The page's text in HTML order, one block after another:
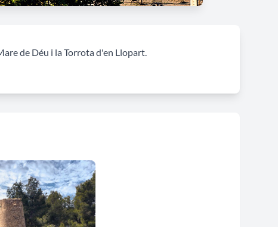
de Déu i la Torrota d'en Llopart.